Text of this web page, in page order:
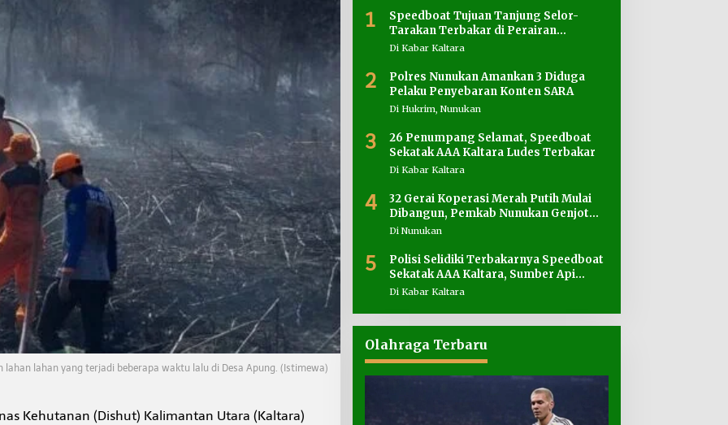
lahan lahan yang terjadi beberapa waktu lalu di Desa Apung. (Istimewa)
Kehutanan (Dishut) Kalimantan Utara (Kaltara)
1
Speedboat Tujuan Tanjung Selor-
Tarakan Terbakar di Perairan
Salimbatu
Di Kabar Kaltara
2
Polres Nunukan Amankan 3 Diduga
Pelaku Penyebaran Konten SARA
Di Hukrim, Nunukan
3
26 Penumpang Selamat, Speedboat
Sekatak AAA Kaltara Ludes Terbakar
Di Kabar Kaltara
4
32 Gerai Koperasi Merah Putih Mulai
Dibangun, Pemkab Nunukan Genjot
Penyediaan Lahan
Di Nunukan
5
Polisi Selidiki Terbakarnya Speedboat
Sekatak AAA Kaltara, Sumber Api
Diduga dari Genset
Di Kabar Kaltara
Olahraga Terbaru